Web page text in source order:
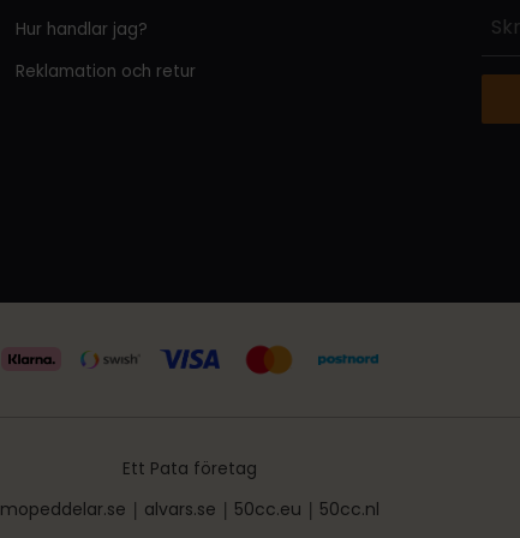
Hur handlar jag?
Reklamation och retur
Ett Pata företag
mopeddelar.se | alvars.se | 50cc.eu | 50cc.nl